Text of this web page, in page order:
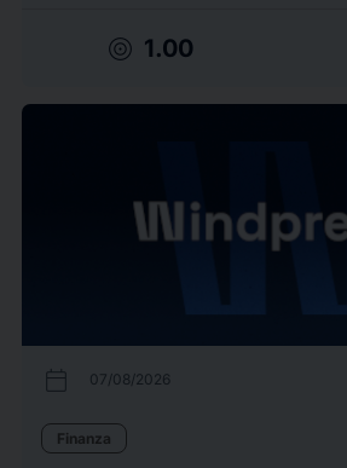
target 1.00
calendar_today 07/08/2026
Finanza